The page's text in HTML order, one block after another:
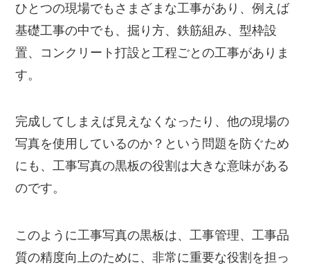
ひとつの現場でもさまざまな工事があり、例えば
基礎工事の中でも、掘り方、鉄筋組み、型枠設
置、コンクリート打設と工程ごとの工事がありま
す。
完成してしまえば見えなくなったり、他の現場の
写真を使用しているのか？という問題を防ぐため
にも、工事写真の黒板の役割は大きな意味がある
のです。
このように工事写真の黒板は、工事管理、工事品
質の精度向上のために、非常に重要な役割を担っ